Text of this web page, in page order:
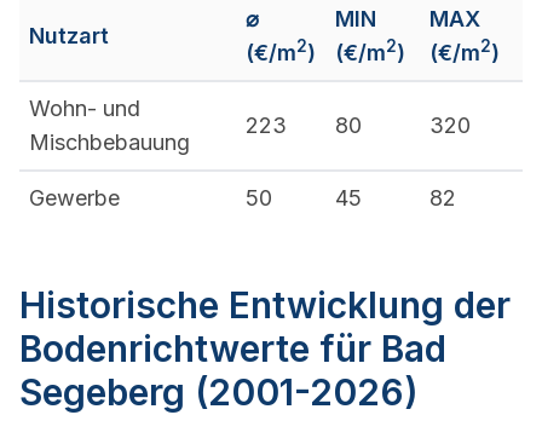
Nutzart
⌀
(€/m2)
MIN
(€/m2)
MAX
(€/m2)
Wohn- und
Mischbebauung
223 80 320
Gewerbe 50 45 82
Historische Entwicklung der
Bodenrichtwerte für Bad
Segeberg (2001-2026)